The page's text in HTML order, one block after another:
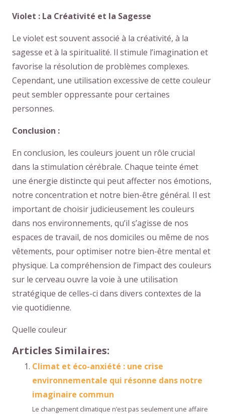
Violet : La Créativité et la Sagesse
Le violet est souvent associé à la créativité, à la
sagesse et à la spiritualité. Il stimule l’imagination et
favorise la résolution de problèmes complexes.
Cependant, une utilisation excessive de cette couleur
peut sembler oppressante pour certaines
personnes.
Conclusion :
En conclusion, les couleurs jouent un rôle crucial
dans la stimulation cérébrale. Chaque teinte émet
une énergie distincte qui peut affecter nos émotions,
notre concentration et notre bien-être général. Il est
important de choisir judicieusement les couleurs
dans nos environnements, qu’il s’agisse de nos
espaces de travail, de nos domiciles ou même de nos
vêtements, pour optimiser notre bien-être mental et
physique. La compréhension de l’impact des couleurs
sur le cerveau ouvre la voie à une utilisation
stratégique de celles-ci dans divers contextes de la
vie quotidienne.
Quelle couleur
Articles Similaires:
Climat et éco-anxiété : une crise
environnementale qui résonne dans notre
imaginaire commun
Le changement climatique n’est pas seulement une affaire